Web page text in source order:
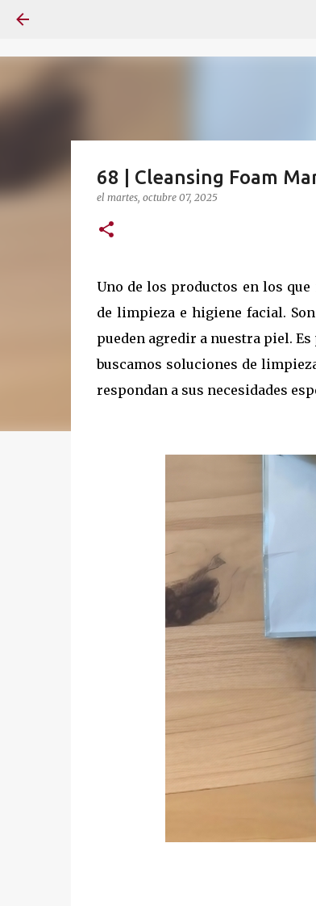
68 | Cleansing Foam
el martes, octubre 07, 2025
Uno de los productos en los
de limpieza e higiene facial.
pueden agredir a nuestra piel.
buscamos soluciones de
respondan a sus necesidades